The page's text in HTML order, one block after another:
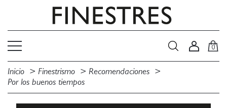
0
Inicio Finestrismo
Recomendaciones
Por los buenos tiempos